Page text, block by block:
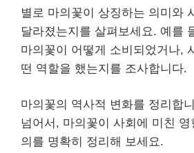
별로 마의꽃이 상징하는 의미와
달라졌는지를 살펴보세요. 예를
마의꽃이 어떻게 소비되었거나,
떤 역할을 했는지를 조사합니다.
마의꽃의 역사적 변화를 정리합
넘어서, 마의꽃이 사회에 미친 영
의를 명확히 정리해 보세요.